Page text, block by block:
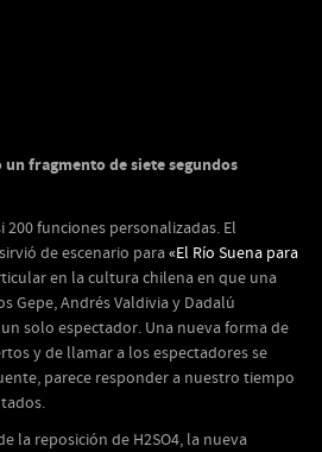
fragmento de siete segundos
200 funciones personalizadas. El
de escenario para «El Río Suena para
en la cultura chilena en que una
Gepe, Andrés Valdivia y Dadalú
solo espectador. Una nueva forma de
y de llamar a los espectadores se
parece responder a nuestro tiempo
la reposición de H2SO4, la nueva